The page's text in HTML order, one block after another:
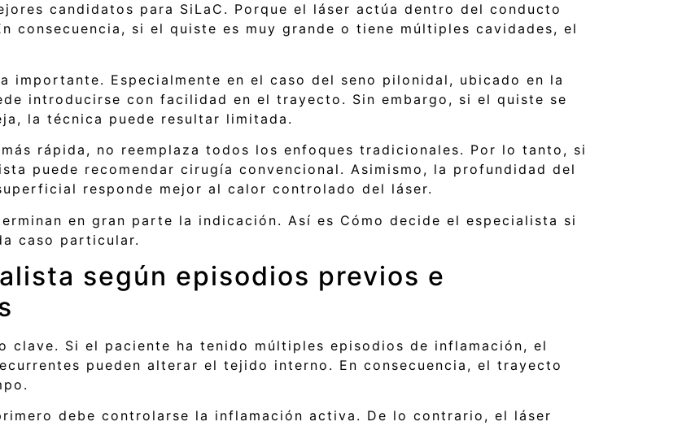
candidatos para SiLaC. Porque el láser actúa dentro del conducto
consecuencia, si el quiste es muy grande o tiene múltiples cavidades, el
importante. Especialmente en el caso del seno pilonidal, ubicado en la
introducirse con facilidad en el trayecto. Sin embargo, si el quiste se
la técnica puede resultar limitada.
rápida, no reemplaza todos los enfoques tradicionales. Por lo tanto, si
puede recomendar cirugía convencional. Asimismo, la profundidad del
responde mejor al calor controlado del láser.
en gran parte la indicación. Así es Cómo decide el especialista si
caso particular.
según episodios previos e
clave. Si el paciente ha tenido múltiples episodios de inflamación, el
pueden alterar el tejido interno. En consecuencia, el trayecto
debe controlarse la inflamación activa. De lo contrario, el láser